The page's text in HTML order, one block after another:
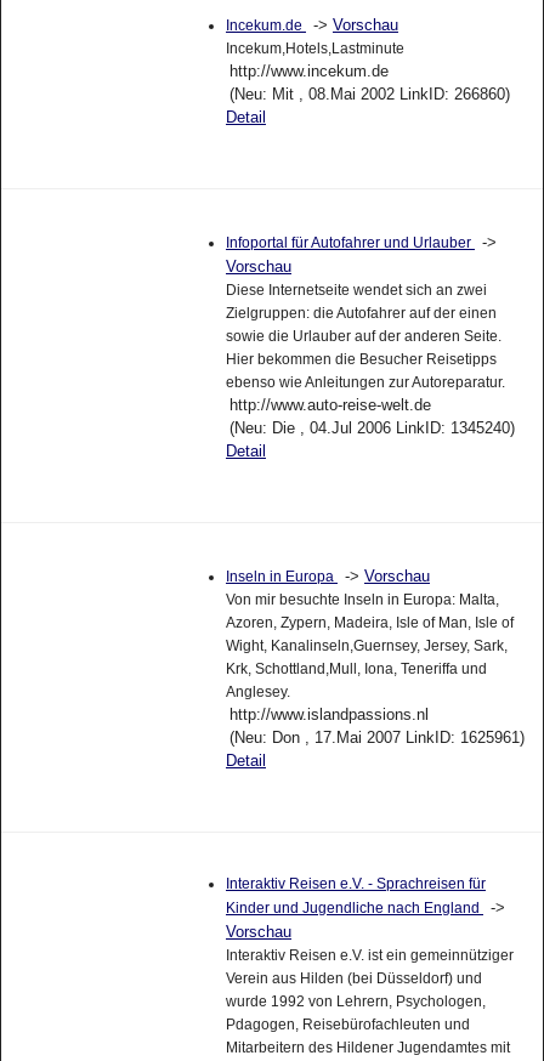
Incekum.de -> Vorschau
Incekum,Hotels,Lastminute
http://www.incekum.de
(Neu: Mit , 08.Mai 2002 LinkID: 266860)
Detail
Infoportal für Autofahrer und Urlauber
->
Vorschau
Diese Internetseite wendet sich an zwei
Zielgruppen: die Autofahrer auf der einen
sowie die Urlauber auf der anderen Seite.
Hier bekommen die Besucher Reisetipps
ebenso wie Anleitungen zur Autoreparatur.
http://www.auto-reise-welt.de
(Neu: Die , 04.Jul 2006 LinkID: 1345240)
Detail
Inseln in Europa -> Vorschau
Von mir besuchte Inseln in Europa: Malta,
Azoren, Zypern, Madeira, Isle of Man, Isle of
Wight, Kanalinseln,Guernsey, Jersey, Sark,
Krk, Schottland,Mull, Iona, Teneriffa und
Anglesey.
http://www.islandpassions.nl
(Neu: Don , 17.Mai 2007 LinkID: 1625961)
Detail
Interaktiv Reisen e.V. - Sprachreisen für
Kinder und Jugendliche nach England
->
Vorschau
Interaktiv Reisen e.V. ist ein gemeinnütziger
Verein aus Hilden (bei Düsseldorf) und
wurde 1992 von Lehrern, Psychologen,
Pdagogen, Reisebürofachleuten und
Mitarbeitern des Hildener Jugendamtes mit